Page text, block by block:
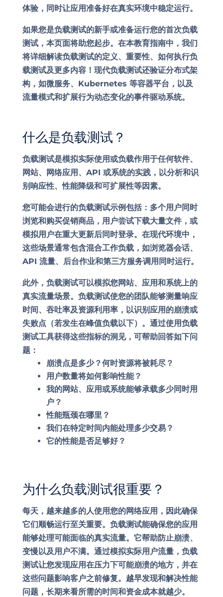
体验，同时让应用准备好在真实环境中稳定运行。
如果您是负载测试的新手或准备运行您的首次负载
测试，本页面将助您起步。在本教育指南中，我们
将详细解读负载测试的定义、重要性、如何执行负
载测试及更多内容！现代负载测试还验证分布式架
构，如微服务、Kubernetes 等容器平台，以及
流量模式和扩展行为动态变化的事件驱动系统。
什么是负载测试？
负载测试是模拟实际使用或负载作用于任何软件、
网站、网络应用、API 或系统的实践，以分析和识
别响应性、性能降级和可扩展性等因素。
您可能会进行的负载测试示例包括：多个用户同时
浏览和购买促销商品，用户尝试下载大量文件，或
模拟用户在重大更新后同时登录。在现代环境中，
这些场景通常包含混合工作负载，如浏览器会话、
API 流量、后台作业和第三方服务调用同时运行。
此外，负载测试可以模拟您网站、应用和系统上的
真实流量场景。负载测试使您的团队能够测量响应
时间、吞吐率及资源利用率，以识别应用的崩溃或
失败点（若发生在峰值负载以下）。通过使用负载
测试工具获得这些指标的洞见，可帮助回答如下问
题：
崩溃点是多少？何时资源将被耗尽？
用户数量将如何影响性能？
我的网站、应用或系统能够承载多少同时用
户？
性能瓶颈在哪里？
我们在特定时间内能处理多少交易？
它的性能是否足够好？
为什么负载测试很重要？
每天，越来越多的人使用您的网络应用，因此确保
它们顺畅运行至关重要。负载测试能确保您的应用
能够处理可能面临的真实流量。它帮助防止崩溃、
变慢以及用户不满。通过模拟实际用户流量，负载
测试让您发现应用在压力下可能崩溃的地方，并在
这些问题影响客户之前修复。越早发现和解决性能
问题，长期来看所需的时间和资金成本就越少。